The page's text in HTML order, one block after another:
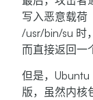
写入恶意载荷
/usr/bin/su 时
而直接返回一
但是，
版，虽然内核